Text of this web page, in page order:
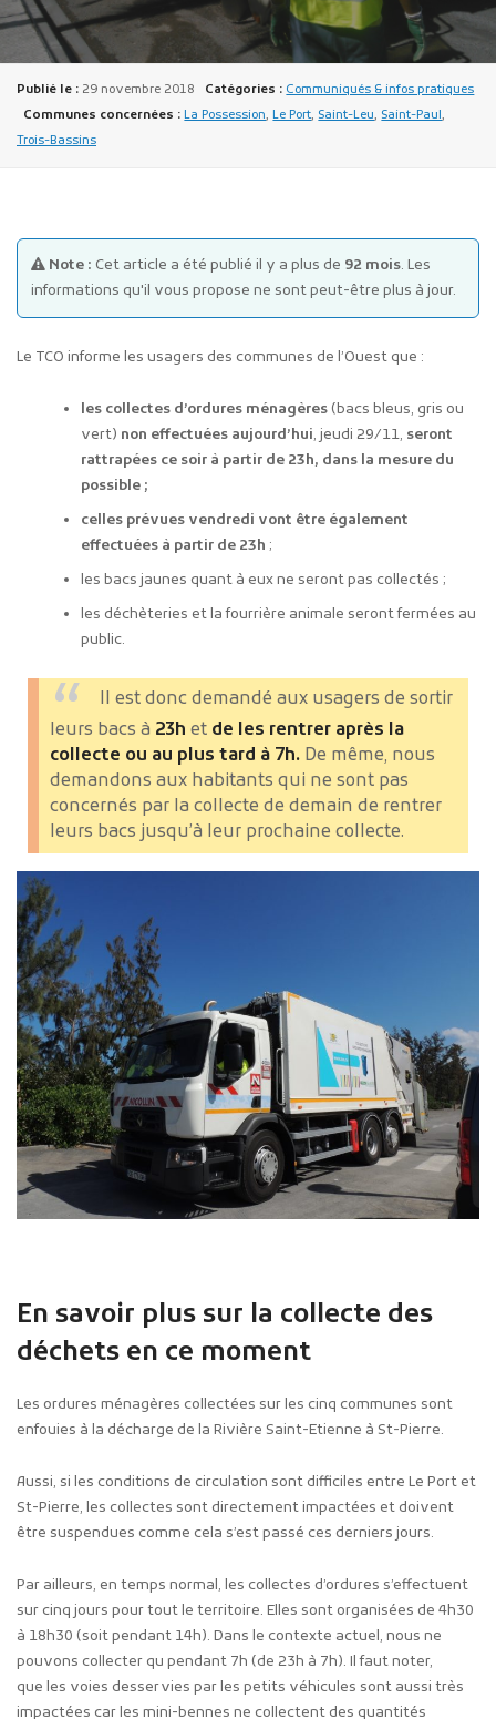
Plans d'accès
Publié le : 29 novembre 2018 Catégories : Communiqués & infos pratiques
Communes concernées : La Possession,Le Port, Saint-Leu, Saint-Paul,
Trois-Bassins
Note : Cet article a été publié il y a plus de 92 mois. Les
informations qu'il vous propose ne sont peut-être plus à jour.
Le TCO informe les usagers des communes de l’Ouest que :
les collectes d’ordures ménagères(bacs bleus, gris ou
vert) non effectuées aujourd’hui, jeudi 29/11, seront
rattrapées ce soir à partir de 23h, dans la mesure du
possible ;
celles prévues vendredi vont être également
effectuées à partir de 23h ;
les bacs jaunes quant à eux ne seront pas collectés ;
les déchèteries et la fourrière animale seront fermées au
public.
Il est donc demandé aux usagers de sortir
leurs bacs à 23h et de les rentrer après la
collecte ou au plus tard à 7h. De même, nous
demandons aux habitants qui ne sont pas
concernés par la collecte de demain de rentrer
leurs bacs jusqu’à leur prochaine collecte.
En savoir plus sur la collecte des
déchets en ce moment
Les ordures ménagères collectées sur les cinq communes sont
enfouies à la décharge de la Rivière Saint-Etienne à St-Pierre.
Aussi, si les conditions de circulation sont difficiles entre Le Port et
St-Pierre, les collectes sont directement impactées et doivent
être suspendues comme cela s’est passé ces derniers jours.
Par ailleurs, en temps normal, les collectes d’ordures s’effectuent
sur cinq jours pour tout le territoire. Elles sont organisées de 4h30
à 18h30 (soit pendant 14h). Dans le contexte actuel, nous ne
pouvons collecter qu pendant 7h (de 23h à 7h). Il faut noter,
que les voies desservies par les petits véhicules sont aussi très
impactées car les mini-bennes ne collectent des quantités